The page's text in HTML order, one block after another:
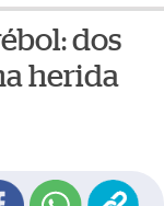
dos
herida